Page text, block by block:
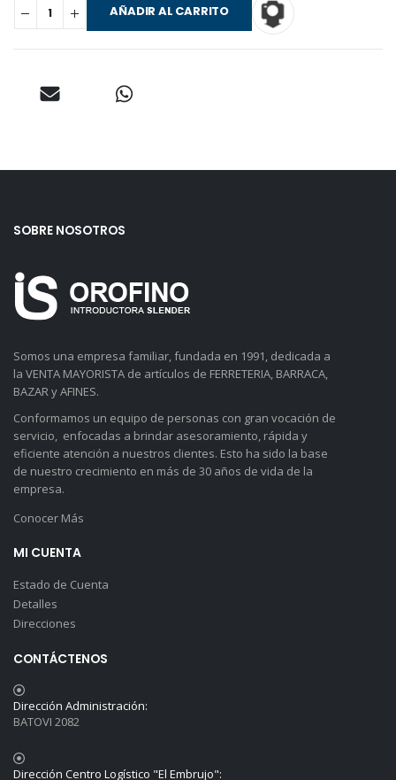
AÑADIR AL CARRITO
SOBRE NOSOTROS
Somos una empresa familiar, fundada en 1991, dedicada a
la VENTA MAYORISTA de artículos de FERRETERIA, BARRACA,
BAZAR y AFINES.
Conformamos un equipo de personas con gran vocación de
servicio, enfocadas a brindar asesoramiento, rápida y
eficiente atención a nuestros clientes. Esto ha sido la base
de nuestro crecimiento en más de 30 años de vida de la
empresa.
Conocer Más
MI CUENTA
Estado de Cuenta
Detalles
Direcciones
CONTÁCTENOS
Dirección Administración:
BATOVI 2082
Dirección Centro Logístico "El Embrujo":